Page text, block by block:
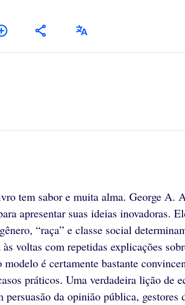
tem sabor e muita alma. George A.
apresentar suas ideias inovadoras.
“raça” e classe social
voltas com repetidas explicações
é certamente bastante
práticos. Uma verdadeira lição de
da opinião pública, gestores